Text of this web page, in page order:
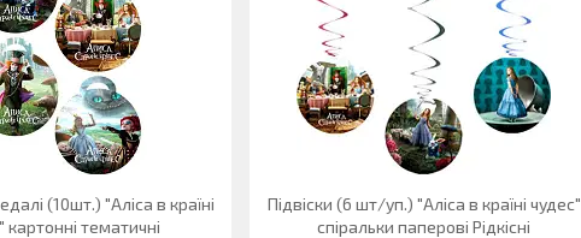
(10шт.) "Аліса в країні
картонні тематичні
Підвіски (6 шт/уп.) "Аліса в країні чудес"
спіральки паперові Рідкісні